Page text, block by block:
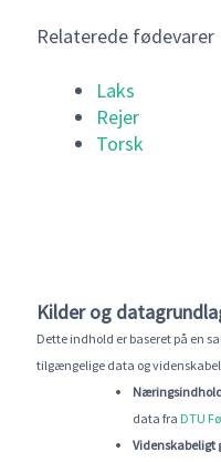
Relaterede fødevarer
Laks
Rejer
Torsk
Kilder og
Dette indhold er baseret på en
tilgængelige data og
data fra DTU
Videnskabeligt